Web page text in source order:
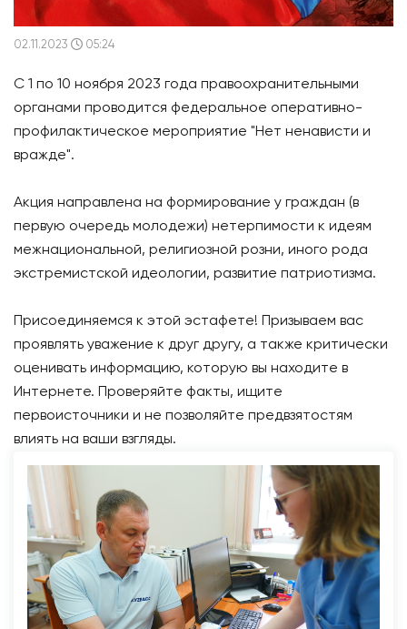
02.11.2023 05:24
С 1 по 10 ноября 2023 года правоохранительными
органами проводится федеральное оперативно-
профилактическое мероприятие "Нет ненависти и
вражде".
Акция направлена на формирование у граждан (в
первую очередь молодежи) нетерпимости к идеям
межнациональной, религиозной розни, иного рода
экстремистской идеологии, развитие патриотизма.
Присоединяемся к этой эстафете! Призываем вас
проявлять уважение к друг другу, а также критически
оценивать информацию, которую вы находите в
Интернете. Проверяйте факты, ищите
первоисточники и не позволяйте предвзятостям
влиять на ваши взгляды.